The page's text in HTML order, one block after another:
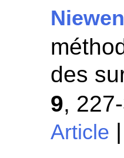
des
9,
Article